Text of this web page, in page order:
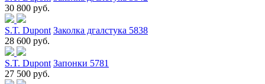
30 800 руб.
S.T. Dupont Заколка дгалстука 5838
28 600 руб.
S.T. Dupont Запонки 5781
27 500 руб.